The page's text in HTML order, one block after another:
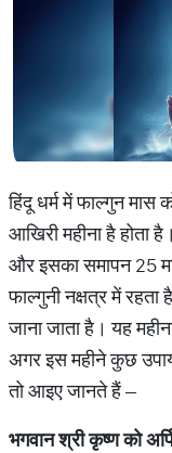
हिंदू धर्म में फाल्गुन मास
आखिरी महीना है
और इसका समापन 25
फाल्गुनी नक्षत्र में
जाना जाता है। यह
अगर इस महीने कुछ
तो आइए जानते हैं –
भगवान श्री कृष्ण को